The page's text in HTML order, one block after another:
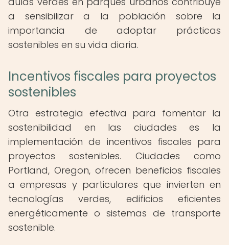
a sensibilizar a la población sobre la
importancia de adoptar prácticas
sostenibles en su vida diaria.
Incentivos fiscales para proyectos
sostenibles
Otra estrategia efectiva para fomentar la
sostenibilidad en las ciudades es la
implementación de incentivos fiscales para
proyectos sostenibles. Ciudades como
Portland, Oregon, ofrecen beneficios fiscales
a empresas y particulares que invierten en
tecnologías verdes, edificios eficientes
energéticamente o sistemas de transporte
sostenible.